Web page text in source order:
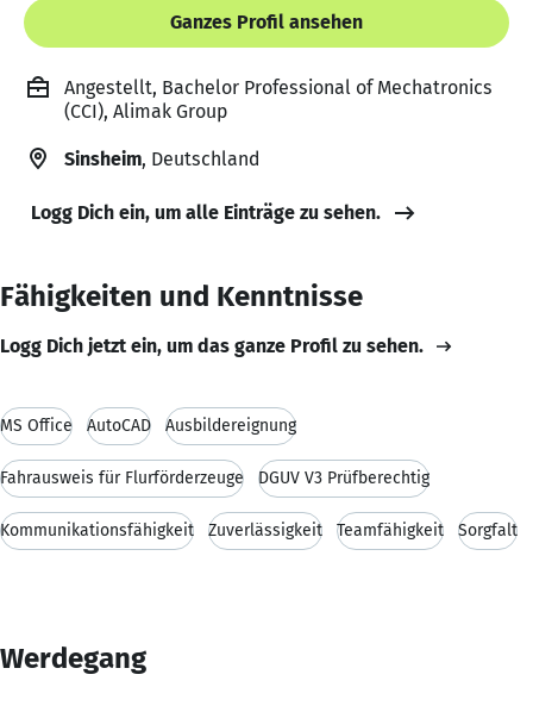
Ganzes Profil ansehen
Angestellt, Bachelor Professional of Mechatronics
(CCI), Alimak Group
Sinsheim, Deutschland
Logg Dich ein, um alle Einträge zu sehen.
Fähigkeiten und Kenntnisse
Logg Dich jetzt ein, um das ganze Profil zu sehen.
MS Office AutoCAD Ausbildereignung
Fahrausweis für Flurförderzeuge DGUV V3 Prüfberechtig
Kommunikationsfähigkeit Zuverlässigkeit Teamfähigkeit Sorgfalt
Werdegang